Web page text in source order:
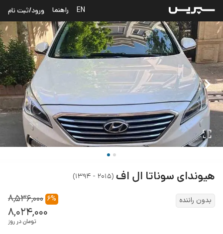
EN راهنما ورود/ثبت نام
هیوندای سوناتا ال اف (۲۰۱۵ - ۱۳۹۴ )
بدون راننده ۶% ۸,۵۳۶,۰۰۰
۸,۰۲۴,۰۰۰
تومان در روز